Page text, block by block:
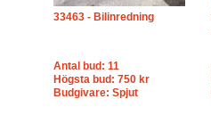
33463 - Bilinredning
Antal bud: 11
Högsta bud: 750 kr
Budgivare: Spjut